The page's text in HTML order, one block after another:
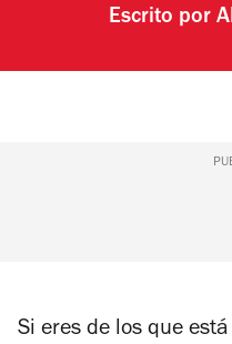
Escrito por
Si eres de los que